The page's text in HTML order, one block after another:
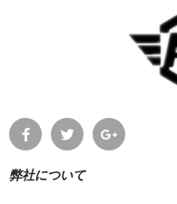
弊社について